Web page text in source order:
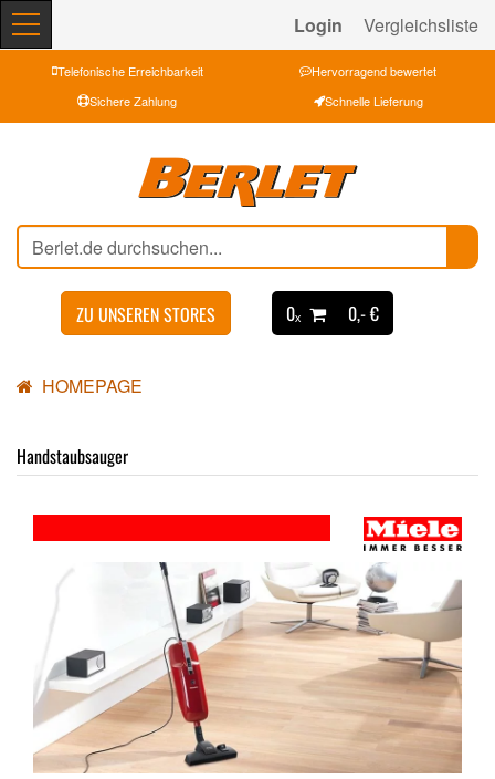
Login Vergleichsliste
Telefonische Erreichbarkeit
Hervorragend bewertet
Sichere Zahlung
Schnelle Lieferung
ZU UNSEREN STORES 0ₓ 0,- €
HOMEPAGE
Handstaubsauger